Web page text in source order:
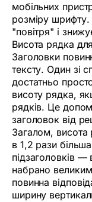
мобільних
розміру
"повітря" і
Висота рядка
Заголовки
тексту. Один зі
достатньо
висоту рядка,
рядків. Це
заголовок від
Загалом, висота
в 1,2 рази
підзаголовків
набрано
повинна
ширину